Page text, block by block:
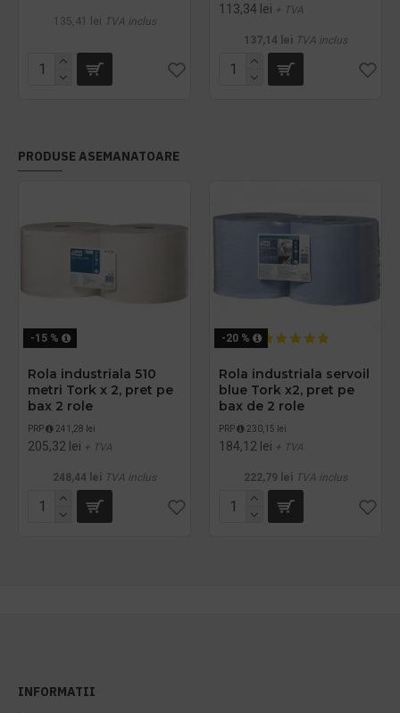
135,41 lei TVA inclus
113,34 lei + TVA
137,14 lei TVA inclus
PRODUSE ASEMANATOARE
-15 %
Rola industriala 510
metri Tork x 2, pret pe
bax 2 role
PRP 241,28 lei
205,32 lei + TVA
248,44 lei TVA inclus
-20 %
Rola industriala servoil
blue Tork x2, pret pe
bax de 2 role
PRP 230,15 lei
184,12 lei + TVA
222,79 lei TVA inclus
INFORMATII